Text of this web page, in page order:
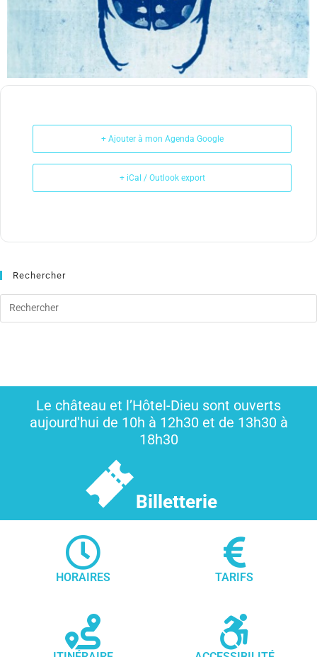
+ Ajouter à mon Agenda Google
+ iCal / Outlook export
Rechercher
Le château et l’Hôtel-Dieu sont ouverts
aujourd'hui de 10h à 12h30 et de 13h30 à
18h30
Billetterie
HORAIRES TARIFS